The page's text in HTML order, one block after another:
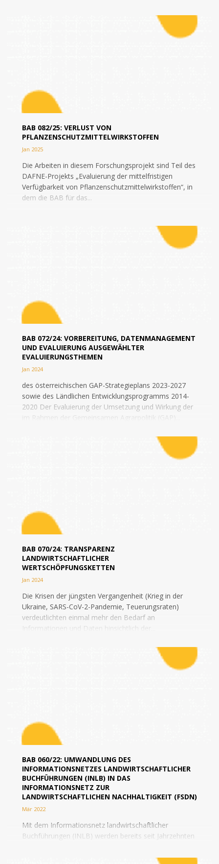
BAB 082/25: VERLUST VON
PFLANZENSCHUTZMITTELWIRKSTOFFEN
Jan 2025
Die Arbeiten in diesem Forschungsprojekt sind Teil des
DAFNE-Projekts „Evaluierung der mittelfristigen
Verfügbarkeit von Pflanzenschutzmittelwirkstoffen“, in
dem die BAB für das...
BAB 072/24: VORBEREITUNG, DATENMANAGEMENT
UND EVALUIERUNG AUSGEWÄHLTER
EVALUIERUNGSTHEMEN
Jan 2024
des österreichischen GAP-Strategieplans 2023-2027
sowie des Ländlichen Entwicklungsprogramms 2014-
2020 Der Evaluierung der Umsetzung und Wirkung der
im Rahmen der Gemeinsamen Agrarpolitik (GAP)...
BAB 070/24: TRANSPARENZ
LANDWIRTSCHAFTLICHER
WERTSCHÖPFUNGSKETTEN
Jan 2024
Die Krisen der jüngsten Vergangenheit (Krieg in der
Ukraine, SARS-CoV-2-Pandemie, Teuerungsraten)
verdeutlichten einmal mehr den Bedarf an
Informationen und Daten hinsichtlich der...
BAB 060/22: UMWANDLUNG DES
INFORMATIONSNETZES LANDWIRTSCHAFTLICHER
BUCHFÜHRUNGEN (INLB) IN DAS
INFORMATIONSNETZ ZUR
LANDWIRTSCHAFTLICHEN NACHHALTIGKEIT (FSDN)
Mär 2022
Mit dem Informationsnetz landwirtschaftlicher
Buchführungen (INLB) werden bereits seit Jahrzehnten